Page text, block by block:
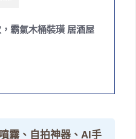
霸氣木桶裝璜 居酒屋
霧、自拍神器、AI手